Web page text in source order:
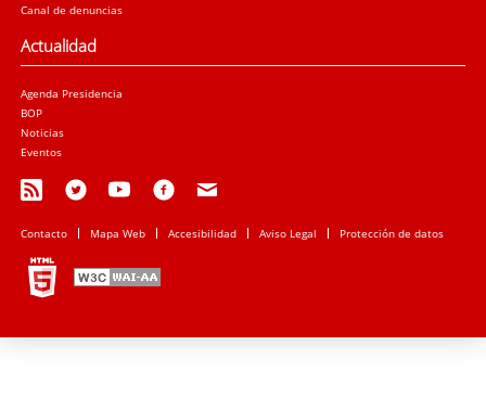
Canal de denuncias
Actualidad
Agenda Presidencia
BOP
Noticias
Eventos
Contacto Mapa Web Accesibilidad Aviso Legal Protección de datos